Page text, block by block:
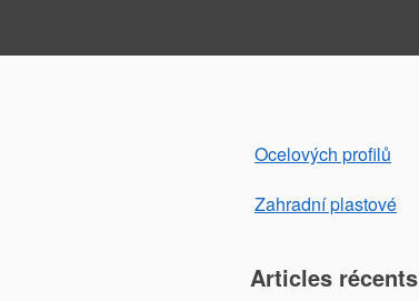
Ocelových profilů
Zahradní plastové
Articles récents